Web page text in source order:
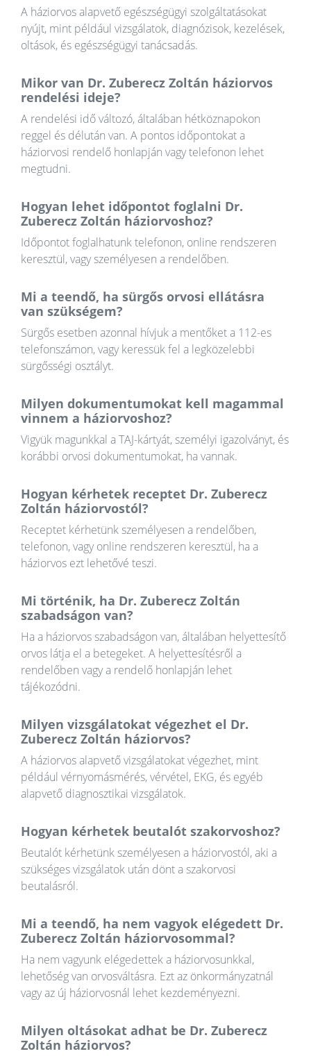
A háziorvos alapvető egészségügyi szolgáltatásokat
nyújt, mint például vizsgálatok, diagnózisok, kezelések,
oltások, és egészségügyi tanácsadás.
Mikor van Dr. Zuberecz Zoltán háziorvos
rendelési ideje?
A rendelési idő változó, általában hétköznapokon
reggel és délután van. A pontos időpontokat a
háziorvosi rendelő honlapján vagy telefonon lehet
megtudni.
Hogyan lehet időpontot foglalni Dr.
Zuberecz Zoltán háziorvoshoz?
Időpontot foglalhatunk telefonon, online rendszeren
keresztül, vagy személyesen a rendelőben.
Mi a teendő, ha sürgős orvosi ellátásra
van szükségem?
Sürgős esetben azonnal hívjuk a mentőket a 112-es
telefonszámon, vagy keressük fel a legközelebbi
sürgősségi osztályt.
Milyen dokumentumokat kell magammal
vinnem a háziorvoshoz?
Vigyük magunkkal a TAJ-kártyát, személyi igazolványt, és
korábbi orvosi dokumentumokat, ha vannak.
Hogyan kérhetek receptet Dr. Zuberecz
Zoltán háziorvostól?
Receptet kérhetünk személyesen a rendelőben,
telefonon, vagy online rendszeren keresztül, ha a
háziorvos ezt lehetővé teszi.
Mi történik, ha Dr. Zuberecz Zoltán
szabadságon van?
Ha a háziorvos szabadságon van, általában helyettesítő
orvos látja el a betegeket. A helyettesítésről a
rendelőben vagy a rendelő honlapján lehet
tájékozódni.
Milyen vizsgálatokat végezhet el Dr.
Zuberecz Zoltán háziorvos?
A háziorvos alapvető vizsgálatokat végezhet, mint
például vérnyomásmérés, vérvétel, EKG, és egyéb
alapvető diagnosztikai vizsgálatok.
Hogyan kérhetek beutalót szakorvoshoz?
Beutalót kérhetünk személyesen a háziorvostól, aki a
szükséges vizsgálatok után dönt a szakorvosi
beutalásról.
Mi a teendő, ha nem vagyok elégedett Dr.
Zuberecz Zoltán háziorvosommal?
Ha nem vagyunk elégedettek a háziorvosunkkal,
lehetőség van orvosváltásra. Ezt az önkormányzatnál
vagy az új háziorvosnál lehet kezdeményezni.
Milyen oltásokat adhat be Dr. Zuberecz
Zoltán háziorvos?